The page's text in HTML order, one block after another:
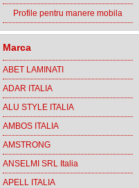
Profile pentru manere mobila
Marca
ABET LAMINATI
ADAR ITALIA
ALU STYLE ITALIA
AMBOS ITALIA
AMSTRONG
ANSELMI SRL Italia
APELL ITALIA